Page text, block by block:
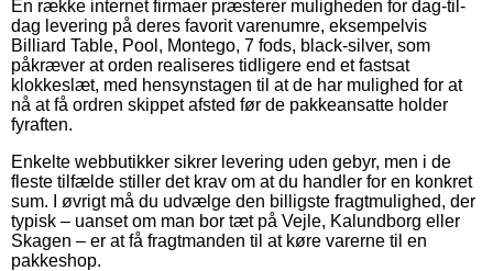
En række internet firmaer præsterer muligheden for dag-til-
dag levering på deres favorit varenumre, eksempelvis
Billiard Table, Pool, Montego, 7 fods, black-silver, som
påkræver at orden realiseres tidligere end et fastsat
klokkeslæt, med hensynstagen til at de har mulighed for at
nå at få ordren skippet afsted før de pakkeansatte holder
fyraften.
Enkelte webbutikker sikrer levering uden gebyr, men i de
fleste tilfælde stiller det krav om at du handler for en konkret
sum. I øvrigt må du udvælge den billigste fragtmulighed, der
typisk – uanset om man bor tæt på Vejle, Kalundborg eller
Skagen – er at få fragtmanden til at køre varerne til en
pakkeshop.